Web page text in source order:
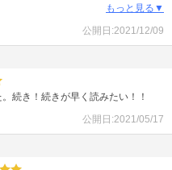
もっと見る▼
公開日:2021/12/09
続き！続きが早く読みたい！！
公開日:2021/05/17